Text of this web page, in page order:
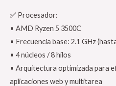
✅ Procesador:
• AMD Ryzen 5 3500C
• Frecuencia base: 2.1 GHz
• 4 núcleos / 8 hilos
• Arquitectura optimizada para
aplicaciones web y multitarea